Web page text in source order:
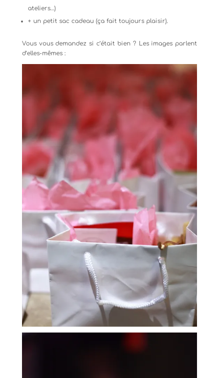
ateliers…)
+ un petit sac cadeau (ça fait toujours plaisir).
Vous vous demandez si c’était bien ? Les images parlent
d’elles-mêmes :